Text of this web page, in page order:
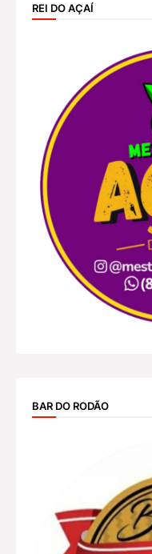
REI DO AÇAÍ
BAR DO RODÃO